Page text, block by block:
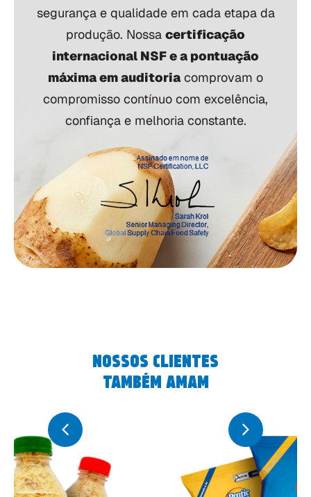
segurança e qualidade em cada etapa da
produção. Nossa certificação
internacional NSF e a pontuação
máxima em auditoria comprovam o
compromisso contínuo com excelência,
confiança e melhoria constante.
NOSSOS CLIENTES
TAMBÉM AMAM